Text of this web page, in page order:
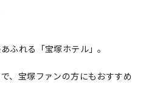
ふれる「宝塚ホテル」。
、宝塚ファンの方にもおすすめ